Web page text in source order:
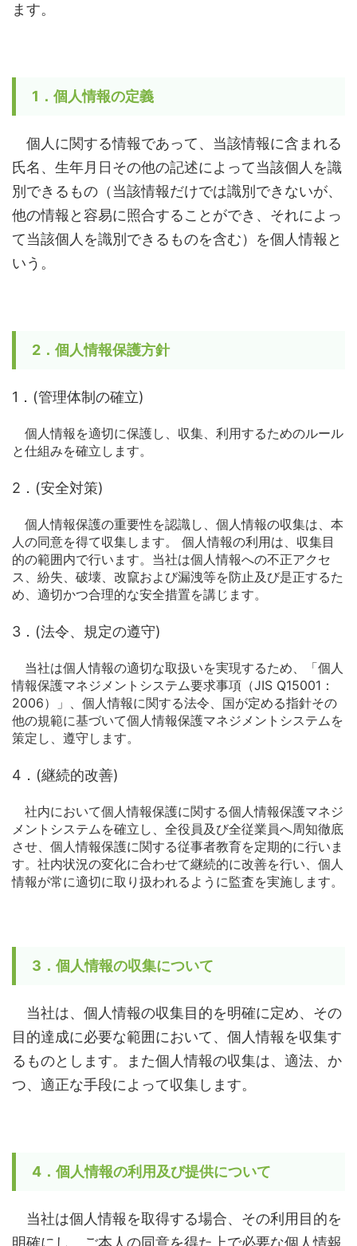
ます。
1．個人情報の定義
個人に関する情報であって、当該情報に含まれる
氏名、生年月日その他の記述によって当該個人を識
別できるもの（当該情報だけでは識別できないが、
他の情報と容易に照合することができ、それによっ
て当該個人を識別できるものを含む）を個人情報と
いう。
2．個人情報保護方針
1．(管理体制の確立)
個人情報を適切に保護し、収集、利用するためのルール
と仕組みを確立します。
2．(安全対策)
個人情報保護の重要性を認識し、個人情報の収集は、本
人の同意を得て収集します。 個人情報の利用は、収集目
的の範囲内で行います。当社は個人情報への不正アクセ
ス、紛失、破壊、改竄および漏洩等を防止及び是正するた
め、適切かつ合理的な安全措置を講じます。
3．(法令、規定の遵守)
当社は個人情報の適切な取扱いを実現するため、「個人
情報保護マネジメントシステム要求事項（JIS Q15001：
2006）」、個人情報に関する法令、国が定める指針その
他の規範に基づいて個人情報保護マネジメントシステムを
策定し、遵守します。
4．(継続的改善)
社内において個人情報保護に関する個人情報保護マネジ
メントシステムを確立し、全役員及び全従業員へ周知徹底
させ、個人情報保護に関する従事者教育を定期的に行いま
す。社内状況の変化に合わせて継続的に改善を行い、個人
情報が常に適切に取り扱われるように監査を実施します。
3．個人情報の収集について
当社は、個人情報の収集目的を明確に定め、その
目的達成に必要な範囲において、個人情報を収集す
るものとします。また個人情報の収集は、適法、か
つ、適正な手段によって収集します。
4．個人情報の利用及び提供について
当社は個人情報を取得する場合、その利用目的を
明確にし、ご本人の同意を得た上で必要な個人情報